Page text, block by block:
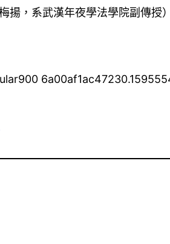
揚，系武漢年夜學法學院副傳授）